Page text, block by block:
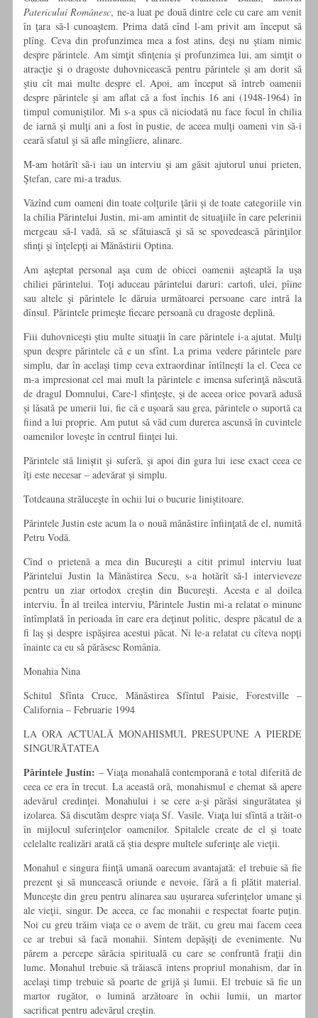
Patericului Românesc, ne-a luat pe două dintre cele cu care am venit
în ţara să-l cunoaştem. Prima dată cînd l-am privit am început să
plîng. Ceva din profunzimea mea a fost atins, deşi nu ştiam nimic
despre părintele. Am simţit sfinţenia şi profunzimea lui, am simţit o
atracţie şi o dragoste duhovnicească pentru părintele şi am dorit să
ştiu cît mai multe despre el. Apoi, am început să întreb oamenii
despre părintele şi am aflat că a fost închis 16 ani (1948-1964) în
timpul comuniştilor. Mi s-a spus că niciodată nu face focul în chilia
de iarnă şi mulţi ani a fost în pustie, de aceea mulţi oameni vin să-i
ceară sfatul şi să afle mîngîiere, alinare.
M-am hotărît să-i iau un interviu şi am găsit ajutorul unui prieten,
Ştefan, care mi-a tradus.
Văzînd cum oameni din toate colţurile ţării şi de toate categoriile vin
la chilia Părintelui Justin, mi-am amintit de situaţiile în care pelerinii
mergeau să-l vadă, să se sfătuiască şi să se spovedească părinţilor
sfinţi şi înţelepţi ai Mănăstirii Optina.
Am aşteptat personal aşa cum de obicei oamenii aşteaptă la uşa
chiliei părintelui. Toţi aduceau părintelui daruri: cartofi, ulei, pîine
sau altele şi părintele le dăruia următoarei persoane care intră la
dînsul. Părintele primeşte fiecare persoană cu dragoste deplină.
Fiii duhovniceşti ştiu multe situaţii în care părintele i-a ajutat. Mulţi
spun despre părintele că e un sfînt. La prima vedere părintele pare
simplu, dar în acelaşi timp ceva extraordinar întîlneşti la el. Ceea ce
m-a impresionat cel mai mult la părintele e imensa suferinţă născută
de dragul Domnului, Care-l sfinţeşte, şi de aceea orice povară adusă
şi lăsată pe umerii lui, fie că e uşoară sau grea, părintele o suportă ca
fiind a lui proprie. Am putut să văd cum durerea ascunsă în cuvintele
oamenilor loveşte în centrul fiinţei lui.
Părintele stă liniştit şi suferă, şi apoi din gura lui iese exact ceea ce
îţi este necesar – adevărat şi simplu.
Totdeauna străluceşte în ochii lui o bucurie liniştitoare.
Părintele Justin este acum la o nouă mănăstire înfiinţată de el, numită
Petru Vodă.
Cînd o prietenă a mea din Bucureşti a citit primul interviu luat
Părintelui Justin la Mănăstirea Secu, s-a hotărît să-l intervieveze
pentru un ziar ortodox creştin din Bucureşti. Acesta e al doilea
interviu. În al treilea interviu, Părintele Justin mi-a relatat o minune
întîmplată în perioada în care era deţinut politic, despre păcatul de a
fi laş şi despre ispăşirea acestui păcat. Ni le-a relatat cu cîteva nopţi
înainte ca eu să părăsesc România.
Monahia Nina
Schitul Sfînta Cruce, Mănăstirea Sfîntul Paisie, Forestville –
California – Februarie 1994
LA ORA ACTUALĂ MONAHISMUL PRESUPUNE A PIERDE
SINGURĂTATEA
Părintele Justin: – Viaţa monahală contemporană e total diferită de
ceea ce era în trecut. La această oră, monahismul e chemat să apere
adevărul credinţei. Monahului i se cere a-şi părăsi singurătatea şi
izolarea. Să discutăm despre viaţa Sf. Vasile. Viaţa lui sfîntă a trăit-o
în mijlocul suferinţelor oamenilor. Spitalele create de el şi toate
celelalte realizări arată că ştia despre multele suferinţe ale vieţii.
Monahul e singura fiinţă umană oarecum avantajată: el trebuie să fie
prezent şi să muncească oriunde e nevoie, fără a fi plătit material.
Munceşte din greu pentru alinarea sau uşurarea suferinţelor umane şi
ale vieţii, singur. De aceea, ce fac monahii e respectat foarte puţin.
Noi cu greu trăim viaţa ce o avem de trăit, cu greu mai facem ceea
ce ar trebui să facă monahii. Sîntem depăşiţi de evenimente. Nu
părem a percepe sărăcia spirituală cu care se confruntă fraţii din
lume. Monahul trebuie să trăiască intens propriul monahism, dar în
acelaşi timp trebuie să poarte de grijă şi lumii. El trebuie să fie un
martor rugător, o lumină arzătoare în ochii lumii, un martor
sacrificat pentru adevărul creştin.